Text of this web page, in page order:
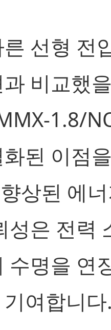
선형 전
비교했
1.8/
된 이점
상된 에
성은 전력
수명을 연
여합니